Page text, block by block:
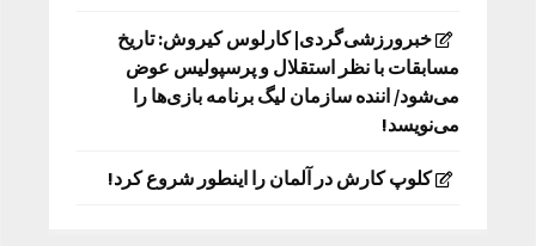
خبرورزشی‌گردی| کارلوس کیروش: تاریخ
مسابقات با نظر استقلال و پرسپولیس عوض
می‌شود/ اننده سازمان لیگ برنامه بازی‌ها را
می‌نویسد!
کلوپ کارش در آلمان را اینطور شروع کرد!